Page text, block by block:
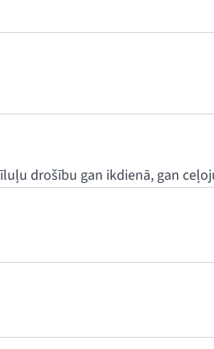
drošību gan ikdienā, gan